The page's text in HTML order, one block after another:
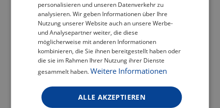
HÖREN UND
SPRECHEN AUS DER
FERNE
Das integrierte Mikrofon und der
ENGLISH
personalisieren und unseren Datenverkehr zu
analysieren. Wir geben Informationen über Ihre
Nutzung unserer Website auch an unsere Werbe-
und Analysepartner weiter, die diese
möglicherweise mit anderen Informationen
kombinieren, die Sie ihnen bereitgestellt haben oder
die sie im Rahmen Ihrer Nutzung ihrer Dienste
gesammelt haben. Weitere Informationen
ALLE AKZEPTIEREN